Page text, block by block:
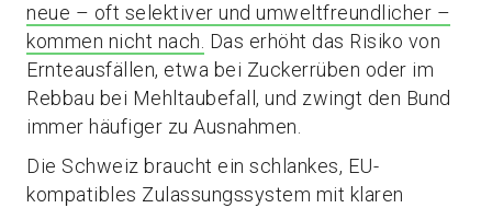
neue – oft selektiver und umweltfreundlicher –
kommen nicht nach. Das erhöht das Risiko von
Ernteausfällen, etwa bei Zuckerrüben oder im
Rebbau bei Mehltaubefall, und zwingt den Bund
immer häufiger zu Ausnahmen.
Die Schweiz braucht ein schlankes, EU-
kompatibles Zulassungssystem mit klaren